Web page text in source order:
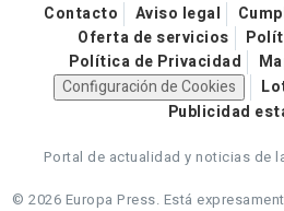
Contacto Aviso legal
Oferta de servicios
Política de Privacidad
Configuración de Cookies
Publicidad
Portal de actualidad y noticias de
© 2026 Europa Press. Está